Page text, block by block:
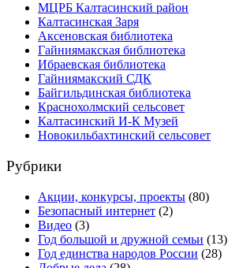
МЦРБ Калтасинский район
Калтасинская Заря
Аксеновская библиотека
Гайниямакская библиотека
Ибраевская библиотека
Гайниямакский СДК
Байгильдинская библиотека
Краснохолмский сельсовет
Калтасинский И-К Музей
Новокильбахтинский сельсовет
Рубрики
Акции, конкурсы, проекты (80)
Безопасный интернет (2)
Видео (3)
Год большой и дружной семьи (13)
Год единства народов России (28)